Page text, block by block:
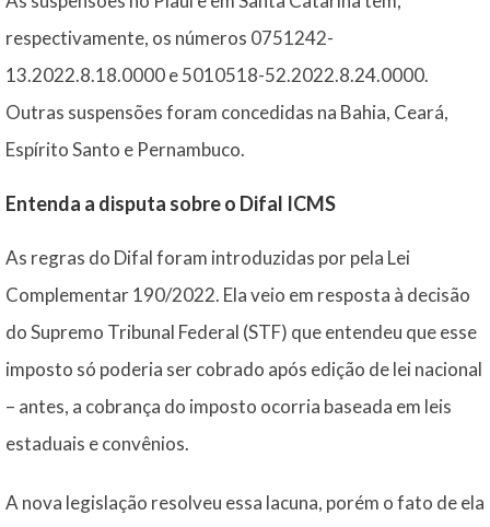
respectivamente, os números 0751242-
13.2022.8.18.0000 e 5010518-52.2022.8.24.0000.
Outras suspensões foram concedidas na Bahia, Ceará,
Espírito Santo e Pernambuco.
Entenda a disputa sobre o Difal ICMS
As regras do Difal foram introduzidas por pela Lei
Complementar 190/2022. Ela veio em resposta à decisão
do Supremo Tribunal Federal (STF) que entendeu que esse
imposto só poderia ser cobrado após edição de lei nacional
– antes, a cobrança do imposto ocorria baseada em leis
estaduais e convênios.
A nova legislação resolveu essa lacuna, porém o fato de ela